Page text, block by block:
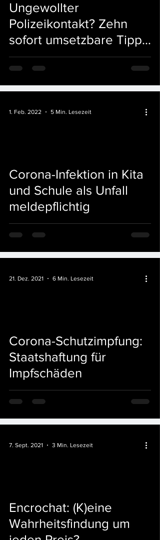
Ungewollter
Polizeikontakt? Zehn
sofort umsetzbare Tipps,
die jeder kennen sollte.
Corona-Infektion in Kita
und Schule als Unfall
meldepflichtig
1. Feb. 2022 5 Min. Lesezeit
Corona-Schutzimpfung:
Staatshaftung für
Impfschäden
21. Dez. 2021 6 Min. Lesezeit
Encrochat: (K)eine
Wahrheitsfindung um
7. Sept. 2021 3 Min. Lesezeit